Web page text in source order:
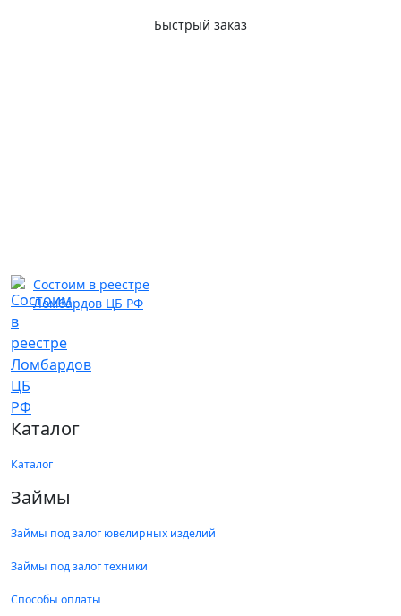
Быстрый заказ
Состоим в реестре
Ломбардов ЦБ РФ
Каталог
Каталог
Займы
Займы под залог ювелирных изделий
Займы под залог техники
Способы оплаты